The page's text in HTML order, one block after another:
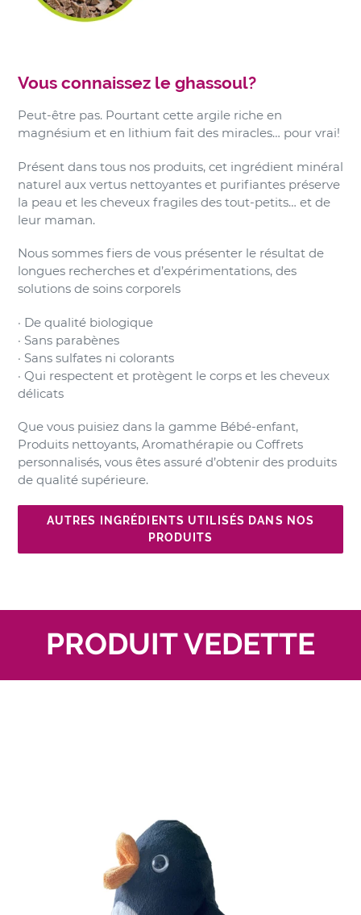
Vous connaissez le ghassoul?
Peut-être pas. Pourtant cette argile riche en
magnésium et en lithium fait des miracles… pour vrai!
Présent dans tous nos produits, cet ingrédient minéral
naturel aux vertus nettoyantes et purifiantes préserve
la peau et les cheveux fragiles des tout-petits… et de
leur maman.
Nous sommes fiers de vous présenter le résultat de
longues recherches et d’expérimentations, des
solutions de soins corporels
· De qualité biologique
· Sans parabènes
· Sans sulfates ni colorants
· Qui respectent et protègent le corps et les cheveux
délicats
Que vous puisiez dans la gamme Bébé-enfant,
Produits nettoyants, Aromathérapie ou Coffrets
personnalisés, vous êtes assuré d’obtenir des produits
de qualité supérieure.
AUTRES INGRÉDIENTS UTILISÉS DANS NOS
PRODUITS
PRODUIT VEDETTE